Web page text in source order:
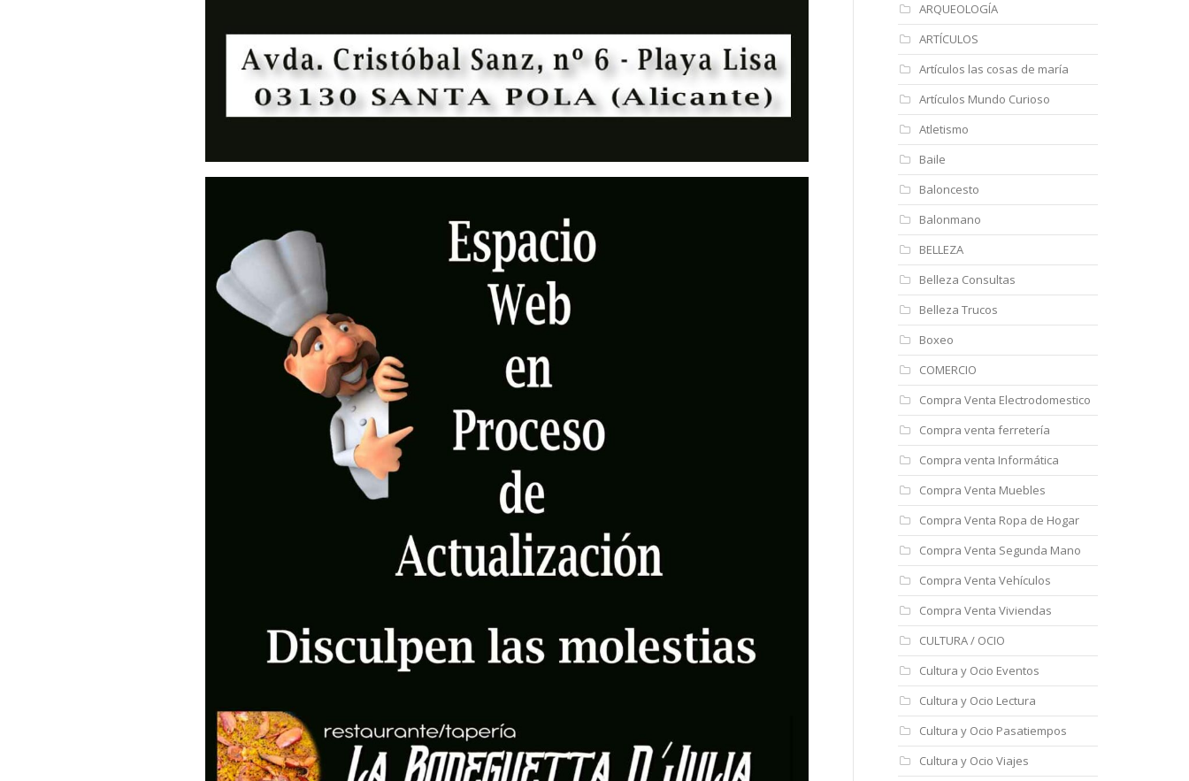
ARQUEOLOGÍA
ARTÍCULOS
Artículos las cosas de maría
Artículos Mundo Curioso
Atletismo
Baile
Baloncesto
Balonmano
BELLEZA
Belleza Consultas
Belleza Trucos
Boxeo
COMERCIO
Compra Venta Electrodomestico
Compra venta ferretería
Compra venta Informática
Compra Venta Muebles
Compra Venta Ropa de Hogar
Compra Venta Segunda Mano
Compra Venta Vehículos
Compra Venta Viviendas
CULTURA / OCIO
Cultura y Ocio Eventos
Cultura y Ocio Lectura
Cultura y Ocio Pasatiempos
Cultura y Ocio Viajes